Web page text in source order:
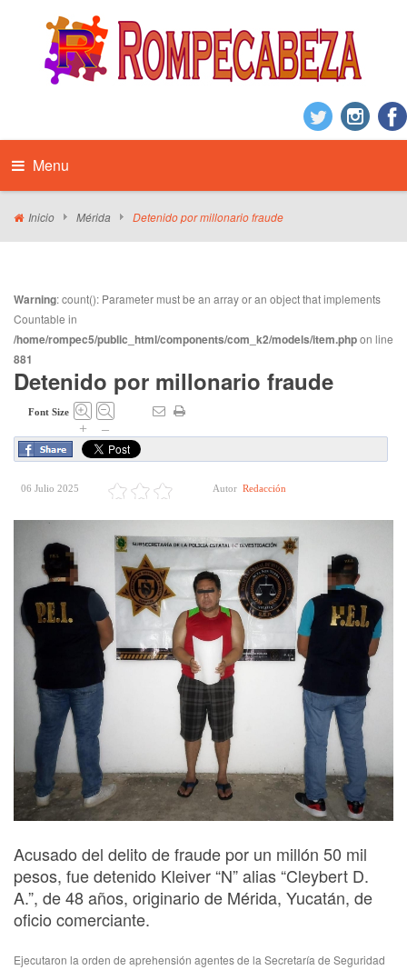
Menu
Inicio Mérida Detenido por millonario fraude
Warning: count(): Parameter must be an array or an object that implements
Countable in
/home/rompec5/public_html/components/com_k2/models/item.phpon line
881
Detenido por millonario fraude
Font Size
+ –
06 Julio 2025 Autor Redacción
Acusado del delito de fraude por un millón 50 mil
pesos, fue detenido Kleiver “N” alias “Cleybert D.
A.”, de 48 años, originario de Mérida, Yucatán, de
oficio comerciante.
Ejecutaron la orden de aprehensión agentes de la Secretaría de Seguridad